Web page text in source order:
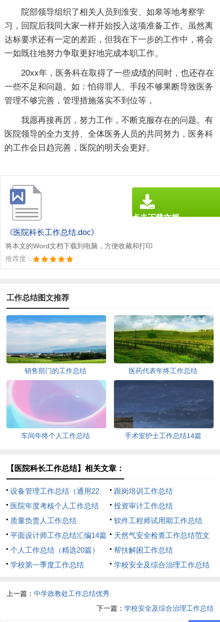
院部领导组织了相关人员到淮安、如皋等地考察学
习，回院后我同大家一样开始投入这项准备工作。虽然离
达标要求还有一定的差距，但我在下一步的工作中，将会
一如既往地努力争取更好地完成本职工作。
20xx年，医务科在取得了一些成绩的同时，也还存在
一些不足和问题。如：怕得罪人、手段不够果断导致医务
管理不够完善，管理措施落实不到位等，
我愿再接再厉，努力工作，不断克服存在的问题。有
医院领导的全力支持、全体医务人员的共同努力，医务科
的工作会日趋完善，医院的明天会更好。
《医院科长工作总结.doc》
将本文的Word文档下载到电脑，方便收藏和打印
推荐度：
点击下载文档
工作总结图文推荐
销售部门的工作总结 医药代表年终工作总结
车间年终个人工作总结 手术室护士工作总结14篇
【医院科长工作总结】相关文章：
设备管理工作总结（通用22
篇）
跟岗培训工作总结
医院年度考核个人工作总结
投资审计工作总结
质量负责人工作总结
软件工程师试用期工作总结
平面设计师工作总结汇编14篇
天然气安全检查工作总结范文
（通用11篇）
个人工作总结（精选20篇）
帮扶解困工作总结
学校第一季度工作总结
学校安全及综合治理工作总结
上一篇：中学政教处工作总结优秀
下一篇： 学校安全及综合治理工作总结